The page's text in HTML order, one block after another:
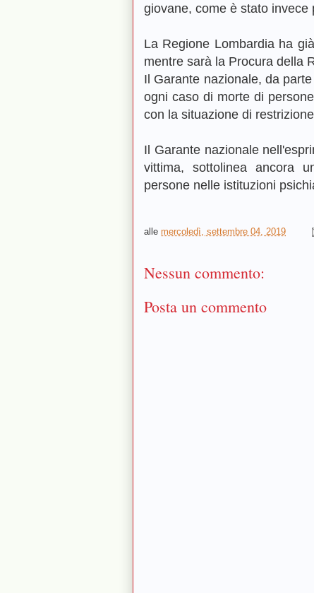
giovane, come è stato
La Regione Lombardia ha
mentre sarà la Procura della
Il Garante nazionale, da
ogni caso di morte di
con la situazione di
Il Garante nazionale
vittima, sottolinea ancora
persone nelle istituzioni
alle mercoledì, settembre 04, 2019
Nessun commento:
Posta un commento